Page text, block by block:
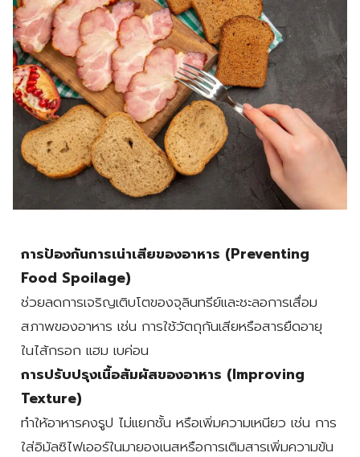
การป้องกันการเน่าเสียของอาหาร (Preventing
Food Spoilage)
ช่วยลดการเจริญเติบโตของจุลินทรีย์และชะลอการเสื่อม
สภาพของอาหาร เช่น การใช้วัตถุกันเสียหรือสารยืดอายุ
ในไส้กรอก แฮม เบค่อน
การปรับปรุงเนื้อสัมผัสของอาหาร (Improving
Texture)
ทำให้อาหารคงรูป ไม่แยกชั้น หรือเพิ่มความเหนียว เช่น การ
ใส่อิมัลซิไฟเออร์ในมายองเนสหรือการเติมสารเพิ่มความข้น